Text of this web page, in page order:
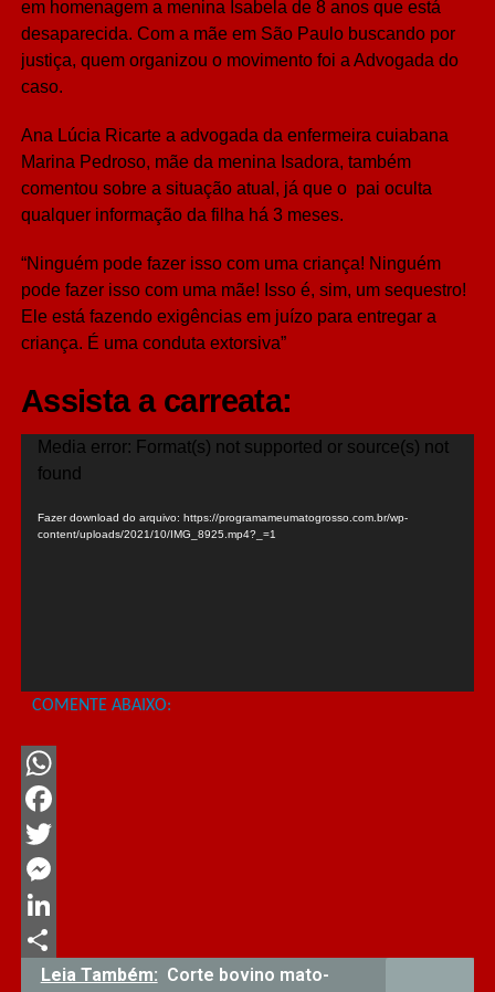
em homenagem a menina Isabela de 8 anos que está
desaparecida. Com a mãe em São Paulo buscando por
justiça, quem organizou o movimento foi a Advogada do
caso.
Ana Lúcia Ricarte a advogada da enfermeira cuiabana
Marina Pedroso, mãe da menina Isadora, também
comentou sobre a situação atual, já que o pai oculta
qualquer informação da filha há 3 meses.
“Ninguém pode fazer isso com uma criança! Ninguém
pode fazer isso com uma mãe! Isso é, sim, um sequestro!
Ele está fazendo exigências em juízo para entregar a
criança. É uma conduta extorsiva”
Assista a carreata:
Tocador
de
Media error: Format(s) not supported or source(s) not
found
Fazer download do arquivo: https://programameumatogrosso.com.br/wp-
content/uploads/2021/10/IMG_8925.mp4?_=1
COMENTE ABAIXO:
WhatsApp
Facebook
Twitter
Messenger
LinkedIn
Share
Leia Também: Corte bovino mato-